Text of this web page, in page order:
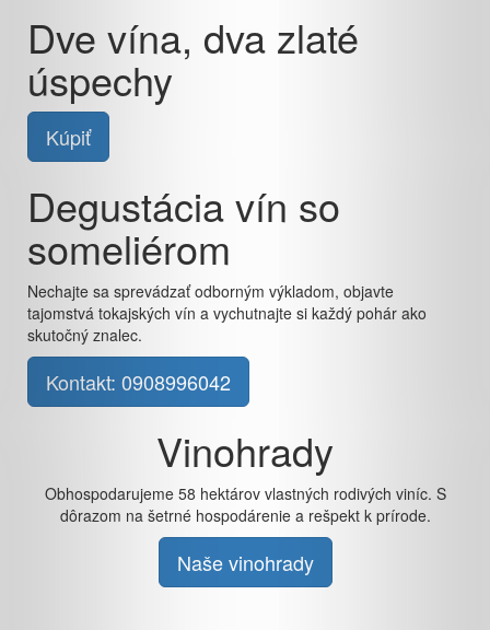
Dve vína, dva zlaté
úspechy
Kúpiť
Degustácia vín so
someliérom
Nechajte sa sprevádzať odborným výkladom, objavte
tajomstvá tokajských vín a vychutnajte si každý pohár ako
skutočný znalec.
Kontakt: 0908996042
Vinohrady
Obhospodarujeme 58 hektárov vlastných rodivých viníc. S
dôrazom na šetrné hospodárenie a rešpekt k prírode.
Naše vinohrady